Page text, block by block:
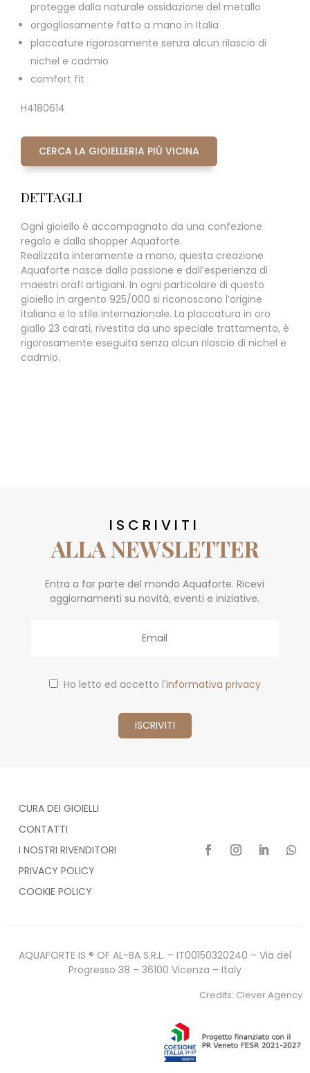
protegge dalla naturale ossidazione del metallo
orgogliosamente fatto a mano in Italia
placcature rigorosamente senza alcun rilascio di
nichel e cadmio
comfort fit
H4180614
CERCA LA GIOIELLERIA PIÙ VICINA
DETTAGLI
Ogni gioiello è accompagnato da una confezione
regalo e dalla shopper Aquaforte.
Realizzata interamente a mano, questa creazione
Aquaforte nasce dalla passione e dall’esperienza di
maestri orafi artigiani. In ogni particolare di questo
gioiello in argento 925/000 si riconoscono l’origine
italiana e lo stile internazionale. La placcatura in oro
giallo 23 carati, rivestita da uno speciale trattamento, è
rigorosamente eseguita senza alcun rilascio di nichel e
cadmio.
ISCRIVITI
ALLA NEWSLETTER
Entra a far parte del mondo Aquaforte. Ricevi
aggiornamenti su novità, eventi e iniziative.
Ho letto ed accetto l'informativa privacy
CURA DEI GIOIELLI
CONTATTI
I NOSTRI RIVENDITORI
PRIVACY POLICY
COOKIE POLICY
AQUAFORTE IS ® OF AL-BA S.R.L. – IT00150320240 – Via del
Progresso 38 – 36100 Vicenza – Italy
Credits: Clever Agency